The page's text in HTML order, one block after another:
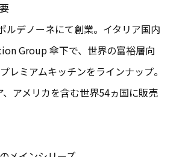
デノーネにて創業。イタリア国内
Group 傘下で、世界の富裕層向
レミアムキッチンをラインナップ。
、アメリカを含む世界54ヵ国に販売